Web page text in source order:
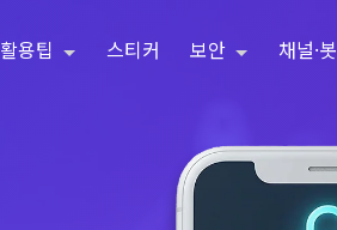
활용팁 스티커 보안 채널·봇